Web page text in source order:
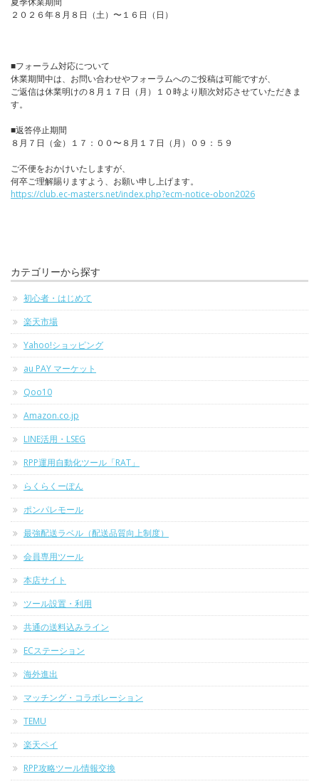
２０２６年８月８日（土）〜１６日（日）
■フォーラム対応について
休業期間中は、お問い合わせやフォーラムへのご投稿は可能ですが、
ご返信は休業明けの８月１７日（月）１０時より順次対応させていただきま
す。
■返答停止期間
８月７日（金）１７：００〜８月１７日（月）０９：５９
ご不便をおかけいたしますが、
何卒ご理解賜りますよう、お願い申し上げます。
https://club.ec-masters.net/index.php?ecm-notice-obon2026
カテゴリーから探す
初心者・はじめて
楽天市場
Yahoo!ショッピング
au PAY マーケット
Qoo10
Amazon.co.jp
LINE活用・LSEG
RPP運用自動化ツール「RAT」
らくらくーぽん
ポンパレモール
最強配送ラベル（配送品質向上制度）
会員専用ツール
本店サイト
ツール設置・利用
共通の送料込みライン
ECステーション
海外進出
マッチング・コラボレーション
TEMU
楽天ペイ
RPP攻略ツール情報交換